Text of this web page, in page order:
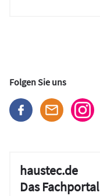
Folgen Sie uns
haustec.de
Das